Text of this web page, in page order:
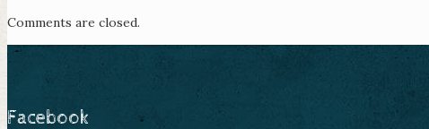
Comments are closed.
Facebook